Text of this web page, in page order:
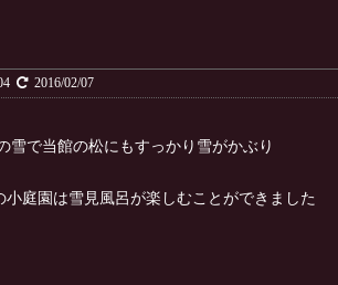
2016/02/07
雪で当館の松にもすっかり雪がかぶり
小庭園は雪見風呂が楽しむことができました